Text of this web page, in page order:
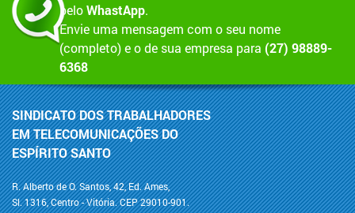
peloWhastApp.
Envie uma mensagem com o seu nome
(completo) e o de sua empresa para (27) 98889-
6368
SINDICATO DOS TRABALHADORES
EM TELECOMUNICAÇÕES DO
ESPÍRITO SANTO
R. Alberto de O. Santos, 42, Ed. Ames,
Sl. 1316, Centro - Vitória. CEP 29010-901.